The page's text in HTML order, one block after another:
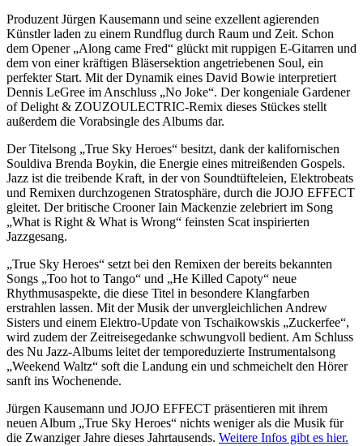
Produzent Jürgen Kausemann und seine exzellent agierenden
Künstler laden zu einem Rundflug durch Raum und Zeit. Schon
dem Opener „Along came Fred“ glückt mit ruppigen E-Gitarren und
dem von einer kräftigen Bläsersektion angetriebenen Soul, ein
perfekter Start. Mit der Dynamik eines David Bowie interpretiert
Dennis LeGree im Anschluss „No Joke“. Der kongeniale Gardener
of Delight & ZOUZOULECTRIC-Remix dieses Stückes stellt
außerdem die Vorabsingle des Albums dar.
Der Titelsong „True Sky Heroes“ besitzt, dank der kalifornischen
Souldiva Brenda Boykin, die Energie eines mitreißenden Gospels.
Jazz ist die treibende Kraft, in der von Soundtüfteleien, Elektrobeats
und Remixen durchzogenen Stratosphäre, durch die JOJO EFFECT
gleitet. Der britische Crooner Iain Mackenzie zelebriert im Song
„What is Right & What is Wrong“ feinsten Scat inspirierten
Jazzgesang.
„True Sky Heroes“ setzt bei den Remixen der bereits bekannten
Songs „Too hot to Tango“ und „He Killed Capoty“ neue
Rhythmusaspekte, die diese Titel in besondere Klangfarben
erstrahlen lassen. Mit der Musik der unvergleichlichen Andrew
Sisters und einem Elektro-Update von Tschaikowskis „Zuckerfee“,
wird zudem der Zeitreisegedanke schwungvoll bedient. Am Schluss
des Nu Jazz-Albums leitet der temporeduzierte Instrumentalsong
„Weekend Waltz“ soft die Landung ein und schmeichelt den Hörer
sanft ins Wochenende.
Jürgen Kausemann und JOJO EFFECT präsentieren mit ihrem
neuen Album „True Sky Heroes“ nichts weniger als die Musik für
die Zwanziger Jahre dieses Jahrtausends. Weitere Infos gibt es hier.